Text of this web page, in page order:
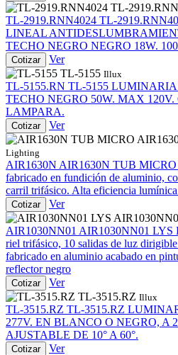
TL-
TL-2919.RNN4024 TL-
LINEAL
TECHO NEGRO NEGRO 18W.
Cotizar
Ver
TL-5155 Illux
TL-5155.RN TL-5155 LUMINARIA
TECHO NEGRO 50W. MAX
LAMPARA.
Cotizar
Ver
Lighting
AIR1630N AIR1630N TUB MICRO
fabricado en fundición de aluminio,
carril trifásico. Alta eficiencia
Cotizar
Ver
AIR1030NN01 AIR1030NN01 LYS
riel trifásico, 10 salidas de luz
fabricado en aluminio acabado en
reflector negro
Cotizar
Ver
TL-3515.RZ Illux
TL-3515.RZ TL-3515.RZ
277V. EN BLANCO O NEGRO, A
AJUSTABLE DE 10° A 60°.
Cotizar
Ver